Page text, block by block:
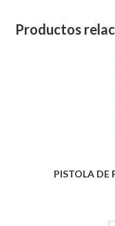
Productos
PISTOLA DE